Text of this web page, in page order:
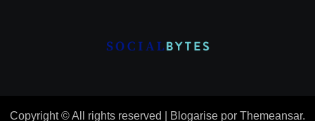
Copyright © All rights reserved Blogarise por Themeansar.